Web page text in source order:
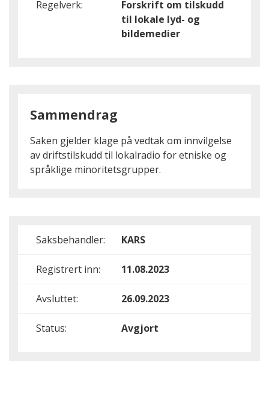
Regelverk:
Forskrift om tilskudd
til lokale lyd- og
bildemedier
Sammendrag
Saken gjelder klage på vedtak om innvilgelse
av driftstilskudd til lokalradio for etniske og
språklige minoritetsgrupper.
Saksbehandler: KARS
Registrert inn: 11.08.2023
Avsluttet: 26.09.2023
Status: Avgjort